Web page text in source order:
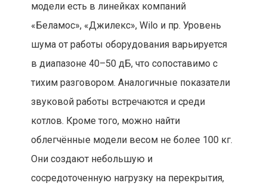
модели есть в линейках компаний
«Беламос», «Джилекс», Wilo и пр. Уровень
шума от работы оборудования варьируется
в диапазоне 40–50 дБ, что сопоставимо с
тихим разговором. Аналогичные показатели
звуковой работы встречаются и среди
котлов. Кроме того, можно найти
облегчённые модели весом не более 100 кг.
Они создают небольшую и
сосредоточенную нагрузку на перекрытия,